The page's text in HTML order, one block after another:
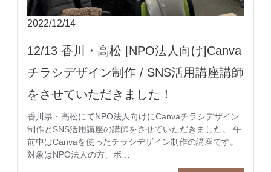
2022/12/14
12/13 香川・高松 [NPO法人向け]Canva
チラシデザイン制作 / SNS活用講座講師
をさせていただきました！
香川県・高松にてNPO法人向けにCanvaチラシデザイン
制作とSNS活用講座の講師をさせていただきました。 午
前中はCanvaを使ったチラシデザイン制作の講座です。
対象はNPO法人の方、ボ…